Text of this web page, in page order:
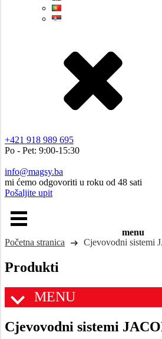
+421 918 989 695
Po - Pet: 9:00-15:30
info@magsy.ba
mi ćemo odgovoriti u roku od 48 sati
Pošaljite upit
menu
Početna stranica
Cjevovodni sistemi
Produkti
MENU
Cjevovodni sistemi